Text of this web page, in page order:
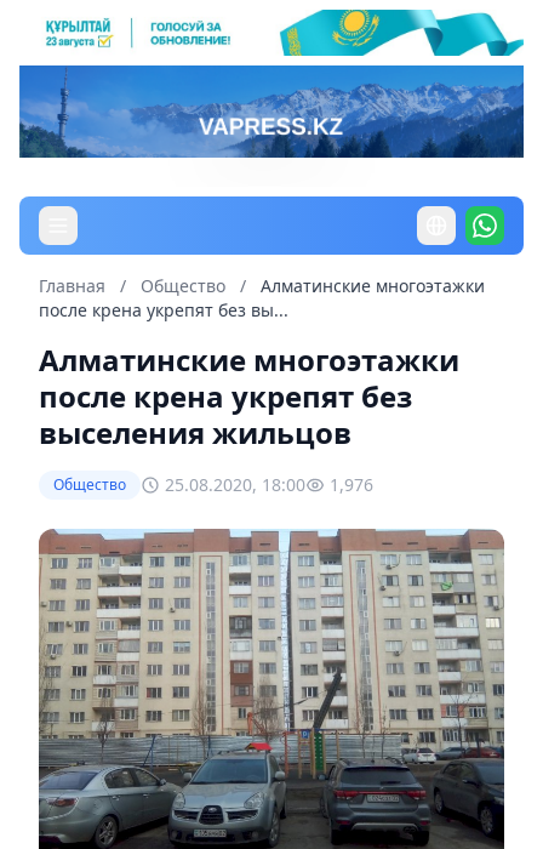
Главная / Общество /
Алматинские многоэтажки
после крена укрепят без вы...
Алматинские многоэтажки
после крена укрепят без
выселения жильцов
Общество 25.08.2020, 18:00 1,976